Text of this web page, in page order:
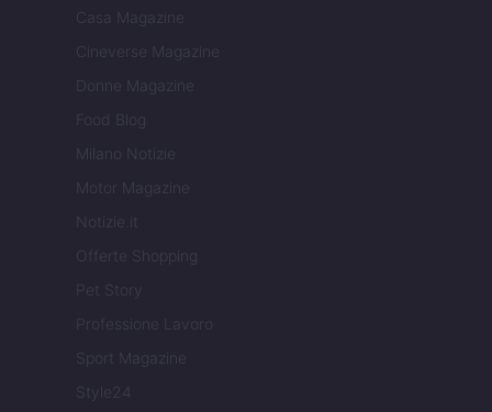
Casa Magazine
Cineverse Magazine
Donne Magazine
Food Blog
Milano Notizie
Motor Magazine
Notizie.it
Offerte Shopping
Pet Story
Professione Lavoro
Sport Magazine
Style24